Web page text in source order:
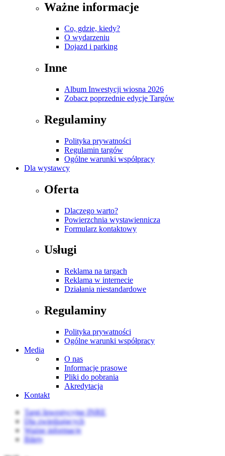
Ważne informacje
Co, gdzie, kiedy?
O wydarzeniu
Dojazd i parking
Inne
Album Inwestycji wiosna 2026
Zobacz poprzednie edycje Targów
Regulaminy
Polityka prywatności
Regulamin targów
Ogólne warunki współpracy
Dla wystawcy
Oferta
Dlaczego warto?
Powierzchnia wystawiennicza
Formularz kontaktowy
Usługi
Reklama na targach
Reklama w internecie
Działania niestandardowe
Regulaminy
Polityka prywatności
Ogólne warunki współpracy
Media
O nas
Informacje prasowe
Pliki do pobrania
Akredytacja
Kontakt
Targi Inwestycyjne INRE
Dla zwiedzających
Ważne informacje
Bilety